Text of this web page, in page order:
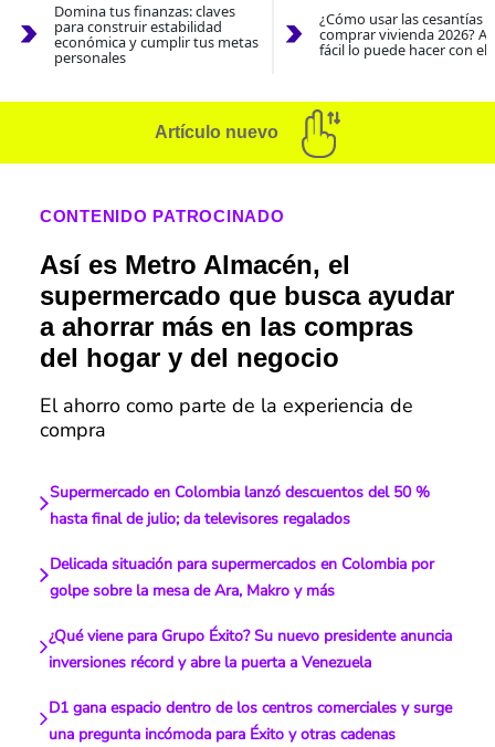
Domina tus finanzas: claves
para construir estabilidad
económica y cumplir tus metas
personales
¿Cómo usar las cesantías
comprar vivienda 2026?
fácil lo puede hacer con el
Artículo nuevo
CONTENIDO PATROCINADO
Así es Metro Almacén, el
supermercado que busca ayudar
a ahorrar más en las compras
del hogar y del negocio
El ahorro como parte de la experiencia de
compra
Supermercado en Colombia lanzó descuentos del 50 %
hasta final de julio; da televisores regalados
Delicada situación para supermercados en Colombia por
golpe sobre la mesa de Ara, Makro y más
¿Qué viene para Grupo Éxito? Su nuevo presidente anuncia
inversiones récord y abre la puerta a Venezuela
D1 gana espacio dentro de los centros comerciales y surge
una pregunta incómoda para Éxito y otras cadenas